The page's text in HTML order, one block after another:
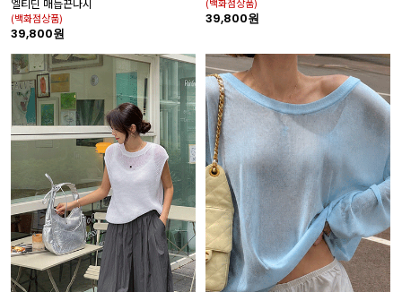
엘티딘 매듭끈나시
(백화점상품)
39,800원
39,800원